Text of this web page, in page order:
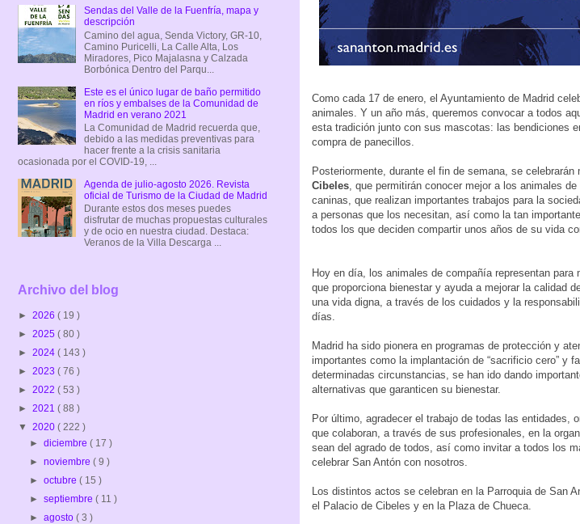
Como cada 17 de enero, el Ayuntamiento de Madrid
animales. Y un año más, queremos convocar a todos
esta tradición junto con sus mascotas: las bendiciones
compra de panecillos.
Posteriormente, durante el fin de semana, se celebrarán
Cibeles , que permitirán conocer mejor a los animales
caninas, que realizan importantes trabajos para la
a personas que los necesitan, así como la tan
todos los que deciden compartir unos años de su vida
Hoy en día, los animales de compañía representan
que proporciona bienestar y ayuda a mejorar la calidad
una vida digna, a través de los cuidados y la
días.
Madrid ha sido pionera en programas de protección y
importantes como la implantación de “sacrificio cero” y
determinadas circunstancias, se han ido dando
alternativas que garanticen su bienestar.
Por último, agradecer el trabajo de todas las entidades,
que colaboran, a través de sus profesionales, en la
sean del agrado de todos, así como invitar a todos los
celebrar San Antón con nosotros.
Los distintos actos se celebran en la Parroquia de San
el Palacio de Cibeles y en la Plaza de Chueca.
Sendas del Valle de la Fuenfría, mapa y
descripción
Camino del agua, Senda Victory, GR-10,
Camino Puricelli, La Calle Alta, Los
Miradores, Pico Majalasna y Calzada
Borbónica Dentro del Parqu...
Este es el único lugar de baño permitido
en ríos y embalses de la Comunidad de
Madrid en verano 2021
La Comunidad de Madrid recuerda que,
debido a las medidas preventivas para
hacer frente a la crisis sanitaria
ocasionada por el COVID-19, ...
Agenda de julio-agosto 2026. Revista
oficial de Turismo de la Ciudad de Madrid
Durante estos dos meses puedes
disfrutar de muchas propuestas culturales
y de ocio en nuestra ciudad. Destaca:
Veranos de la Villa Descarga ...
Archivo del blog
► 2026 ( 19 )
► 2025 ( 80 )
► 2024 ( 143 )
► 2023 ( 76 )
► 2022 ( 53 )
► 2021 ( 88 )
▼ 2020 ( 222 )
►diciembre( 17 )
►noviembre( 9 )
►octubre( 15 )
►septiembre( 11 )
►agosto( 3 )